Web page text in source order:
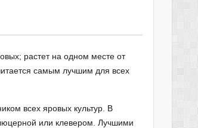
растет на одном месте от
самым лучшим для всех
всех яровых культур. В
или клевером. Лучшими